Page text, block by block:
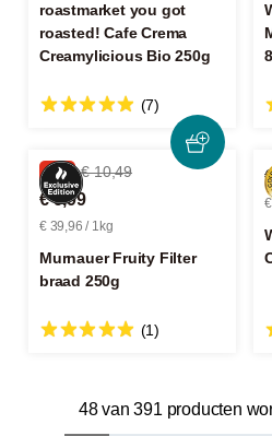
roastmarket you got
roasted! Cafe Crema
Creamylicious Bio 250g
(7)
-4% € 10,49
€ 9,99
€ 39,96 / 1kg
Murnauer Fruity Filter
braad 250g
(1)
48 van 391 producten